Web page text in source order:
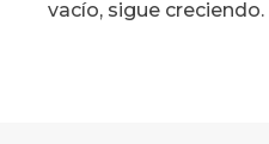
vacío, sigue creciendo.